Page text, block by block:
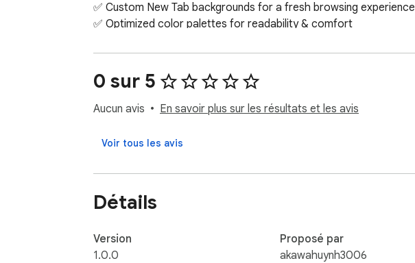
✅ Custom New Tab backgrounds for a fresh browsing experience
✅ Optimized color palettes for readability & comfort
✅ Lightweight & performance-friendly
✨ Browse, install, and give your browser a new look today! 🎭
0 sur 5
Aucun avis En savoir plus sur les résultats et les avis
Voir tous les avis
Détails
Version
1.0.0
Proposé par
akawahuynh3006